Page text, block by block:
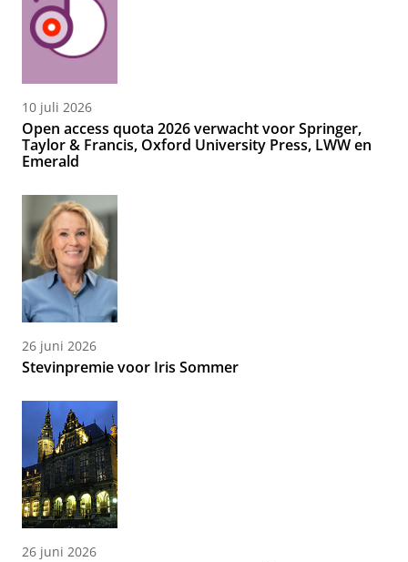
10 juli 2026
Open access quota 2026 verwacht voor Springer,
Taylor & Francis, Oxford University Press, LWW en
Emerald
26 juni 2026
Stevinpremie voor Iris Sommer
26 juni 2026